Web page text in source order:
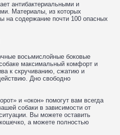
антибактериальными и
Материалы, из которых
на содержание почти 100 опасных
восьмислойные боковые
максимальный комфорт и
к скручиванию, сжатию и
Дно свободно
и «окон» помогут вам всегда
собаки в зависимости от
Вы можете оставить
а можете полностью